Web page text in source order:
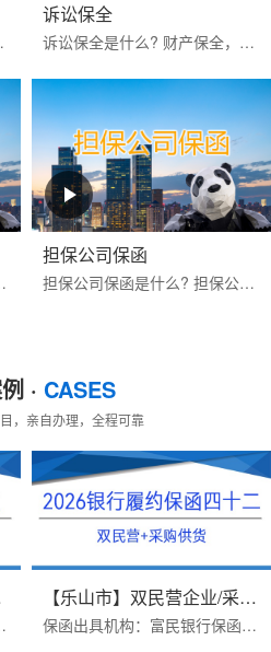
购类保函主要保证业主方的...
诉讼保全
诉讼保全是什么? 财产保全，是指人民法院在利害关系人起诉前或者当事人起诉后，为保障将来的生效判决能够得到执行或者避免财产遭受损失，对当事人的财产或者争议的标的物，...
。保险标的为工程项目主体、工程用的机械...
担保公司保函
担保公司保函是什么? 担保公司保函是指担保公司应客户的申请而开立的有担保性质的书面承诺文件，一旦申请人未按其与受益人签订的合同的约定偿还债务或履行约定义务时，由担...
· CASES
，亲自办理，全程可靠
...
原件提交给招标人。投标人可自行选择银行...
【乐山市】双民营企业/采购供货/...
保函出具机构：富民银行保函类型：采购供货项目银行履约保函办理时效：一个工作日，当日打款出函办理优势：1.富民银行价格便宜2.异地项目远程办理，手续简单3.保函申请人受...